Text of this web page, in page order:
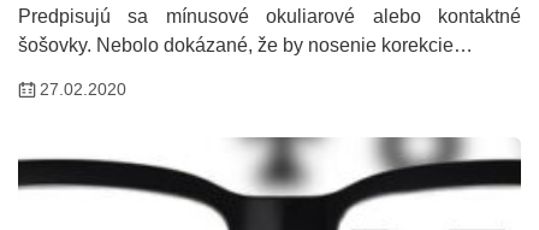
Predpisujú sa mínusové okuliarové alebo kontaktné
šošovky. Nebolo dokázané, že by nosenie korekcie…
27.02.2020